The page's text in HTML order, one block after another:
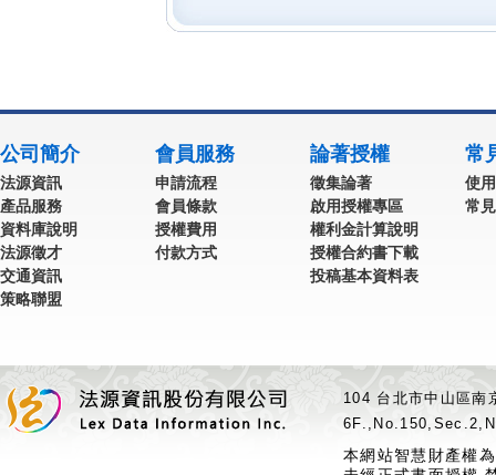
公司簡介
法源資訊
產品服務
資料庫說明
法源徵才
交通資訊
策略聯盟
會員服務
申請流程
會員條款
授權費用
付款方式
論著授權
徵集論著
啟用授權專區
權利金計算說明
授權合約書下載
投稿基本資料表
常
使
常
104 台北市中山區
本網站智慧財產權